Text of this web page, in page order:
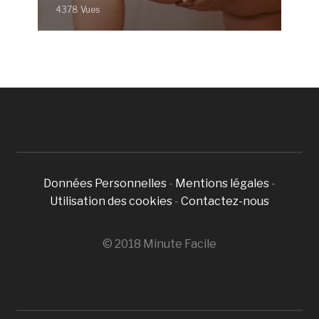
4378 Vues
Données Personnelles - Mentions légales -
Utilisation des cookies - Contactez-nous
© 2018 Minute Facile